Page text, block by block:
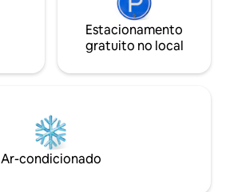
Estacionamento
gratuito no local
Ar-condicionado